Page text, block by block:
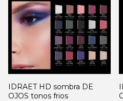
IDRAET HD sombra DE
OJOS tonos frios